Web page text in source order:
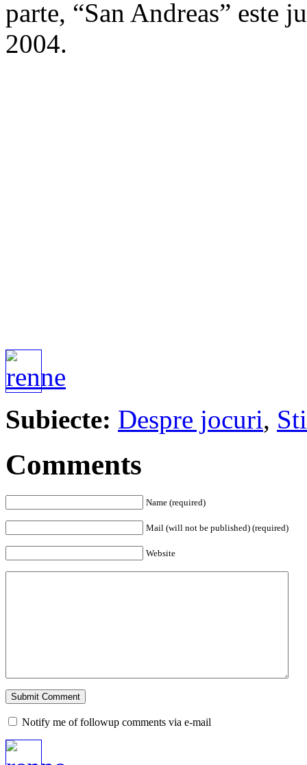
parte, “San Andreas” este
2004.
Subiecte: Despre jocuri,
Comments
Name (required)
Mail (will not be published) (required)
Website
Notify me of followup comments via e-mail